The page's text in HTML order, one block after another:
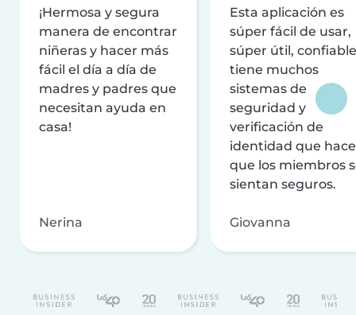
¡Hermosa y segura
manera de encontrar
niñeras y hacer más
fácil el día a día de
madres y padres que
necesitan ayuda en
casa!
Nerina
Esta aplicación es
súper fácil de usar,
súper útil,
tiene muchos
sistemas de
seguridad y
verificación de
identidad que
que los miembros
sientan seguros.
Giovanna